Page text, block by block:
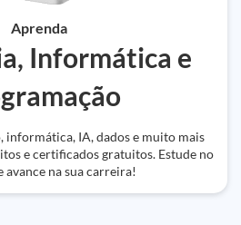
Aprenda
Informática e
informática, IA, dados e muito mais
e certificados gratuitos. Estude no
avance na sua carreira!